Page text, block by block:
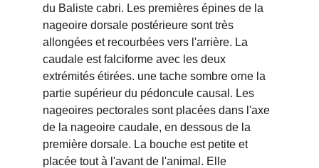
du Baliste cabri. Les premières épines de la
nageoire dorsale postérieure sont très
allongées et recourbées vers l'arrière. La
caudale est falciforme avec les deux
extrémités étirées. une tache sombre orne la
partie supérieur du pédoncule causal. Les
nageoires pectorales sont placées dans l'axe
de la nageoire caudale, en dessous de la
première dorsale. La bouche est petite et
placée tout à l'avant de l'animal. Elle